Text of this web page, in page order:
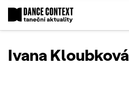
Ivana Kloubková